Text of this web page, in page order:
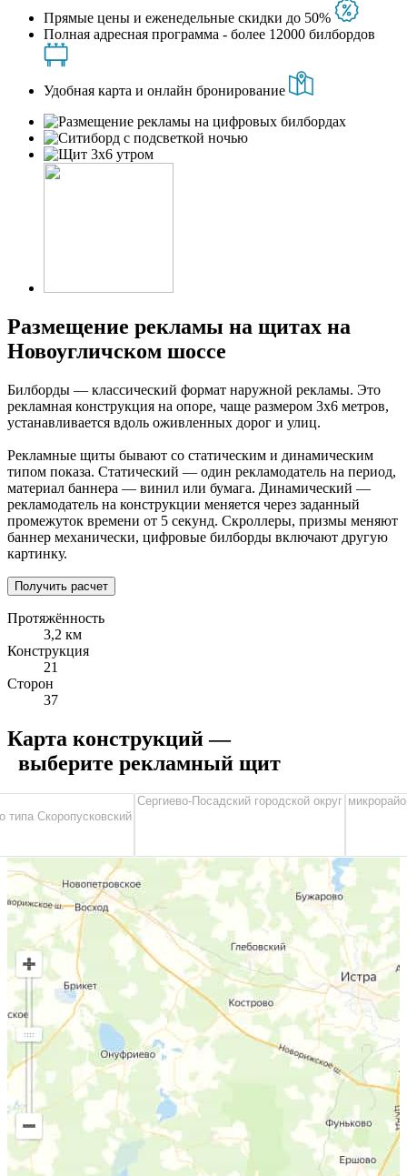
Прямые цены и еженедельные скидки до 50%
Полная адресная программа - более 12000 билбордов
Удобная карта и онлайн бронирование
Размещение рекламы на щитах на
Новоугличском шоссе
Билборды — классический формат наружной рекламы. Это
рекламная конструкция на опоре, чаще размером 3х6 метров,
устанавливается вдоль оживленных дорог и улиц.
Рекламные щиты бывают со статическим и динамическим
типом показа. Статический — один рекламодатель на период,
материал баннера — винил или бумага. Динамический —
рекламодатель на конструкции меняется через заданный
промежуток времени от 5 секунд. Скроллеры, призмы меняют
баннер механически, цифровые билборды включают другую
картинку.
Получить расчет
Протяжённость
3,2 км
Конструкция
21
Сторон
37
Карта конструкций —
выберите рекламный щит